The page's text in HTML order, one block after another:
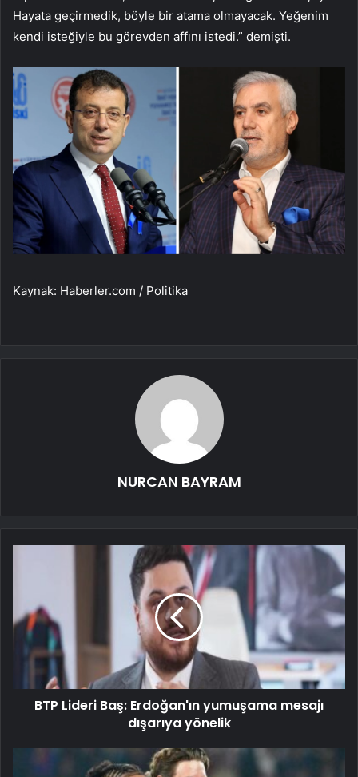
Hayata geçirmedik, böyle bir atama olmayacak. Yeğenim
kendi isteğiyle bu görevden affını istedi.” demişti.
Kaynak: Haberler.com / Politika
NURCAN BAYRAM
BTP Lideri Baş: Erdoğan'ın yumuşama mesajı
dışarıya yönelik